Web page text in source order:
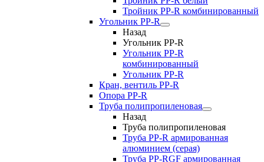
Тройник РР-R комбинированный
Угольник PP-R
Назад
Угольник PP-R
Угольник РР-R
комбинированный
Угольник РР-R
Кран, вентиль PP-R
Опора PP-R
Труба полипропиленовая
Назад
Труба полипропиленовая
Труба PP-R армированная
алюминием (серая)
Труба PP-RGF армированная